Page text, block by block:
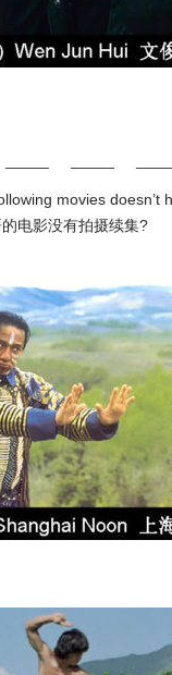
movies doesn’t
电影没有拍摄续集?